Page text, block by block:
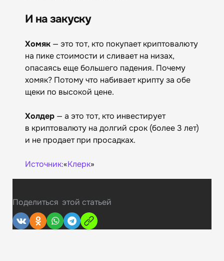
И на закуску
Хомяк — это тот, кто покупает криптовалюту
на пике стоимости и сливает на низах,
опасаясь еще большего падения. Почему
хомяк? Потому что набивает крипту за обе
щеки по высокой цене.
Холдер — а это тот, кто инвестирует
в криптовалюту на долгий срок (более 3 лет)
и не продает при просадках.
Источник:«Клерк»
Поделиться этой статьей